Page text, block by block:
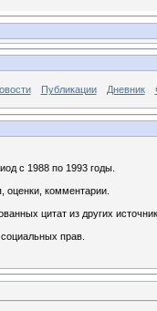
Публикации Дневник
с 1988 по 1993 годы.
оценки, комментарии.
цитат из других
прав.